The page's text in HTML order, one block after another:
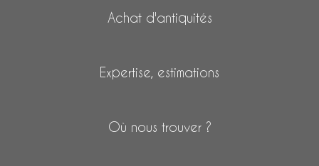
Achat d'antiquités
Expertise, estimations
Où nous trouver ?